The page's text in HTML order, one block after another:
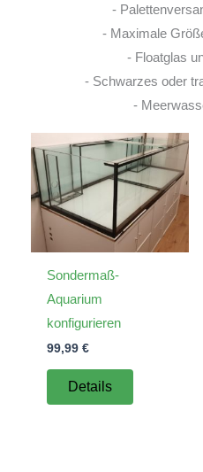
-
- Maximale
- Floatglas
- Schwarzes oder
-
Sondermaß-
Aquarium
konfigurieren
99,99 €
Details